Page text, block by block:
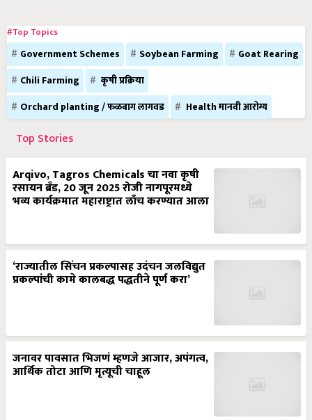
#Top Topics
Government Schemes Soybean Farming
Goat Rearing
Chili Farming
कृषी प्रक्रिया
Orchard planting / फळबाग लागवड
Health मानवी आरोग्य
Top Stories
Arqivo, Tagros Chemicals चा नवा कृषी
रसायन ब्रँड, 20 जून 2025 रोजी नागपूरमध्ये
भव्य कार्यक्रमात महाराष्ट्रात लाँच करण्यात आला
‘राज्यातील सिंचन प्रकल्पासह उदंचन जलविद्युत
प्रकल्पांची कामे कालबद्ध पद्धतीने पूर्ण करा’
जनावर पावसात भिजणं म्हणजे आजार, अपंगत्व,
आर्थिक तोटा आणि मृत्यूची चाहूल